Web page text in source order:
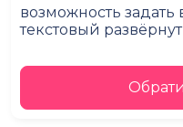
возможность задать
текстовый